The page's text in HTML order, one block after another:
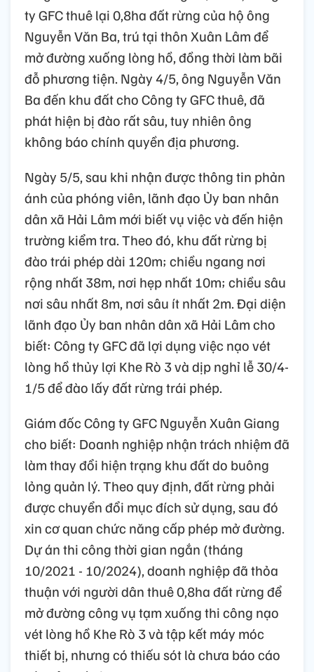
ty GFC thuê lại 0,8ha đất rừng của hộ ông
Nguyễn Văn Ba, trú tại thôn Xuân Lâm để
mở đường xuống lòng hồ, đồng thời làm bãi
đỗ phương tiện. Ngày 4/5, ông Nguyễn Văn
Ba đến khu đất cho Công ty GFC thuê, đã
phát hiện bị đào rất sâu, tuy nhiên ông
không báo chính quyền địa phương.
Ngày 5/5, sau khi nhận được thông tin phản
ánh của phóng viên, lãnh đạo Ủy ban nhân
dân xã Hải Lâm mới biết vụ việc và đến hiện
trường kiểm tra. Theo đó, khu đất rừng bị
đào trái phép dài 120m; chiều ngang nơi
rộng nhất 38m, nơi hẹp nhất 10m; chiều sâu
nơi sâu nhất 8m, nơi sâu ít nhất 2m. Đại diện
lãnh đạo Ủy ban nhân dân xã Hải Lâm cho
biết: Công ty GFC đã lợi dụng việc nạo vét
lòng hồ thủy lợi Khe Rò 3 và dịp nghỉ lễ 30/4-
1/5 để đào lấy đất rừng trái phép.
Giám đốc Công ty GFC Nguyễn Xuân Giang
cho biết: Doanh nghiệp nhận trách nhiệm đã
làm thay đổi hiện trạng khu đất do buông
lỏng quản lý. Theo quy định, đất rừng phải
được chuyển đổi mục đích sử dụng, sau đó
xin cơ quan chức năng cấp phép mở đường.
Dự án thi công thời gian ngắn (tháng
10/2021 - 10/2024), doanh nghiệp đã thỏa
thuận với người dân thuê 0,8ha đất rừng để
mở đường công vụ tạm xuống thi công nạo
vét lòng hồ Khe Rò 3 và tập kết máy móc
thiết bị, nhưng có thiếu sót là chưa báo cáo